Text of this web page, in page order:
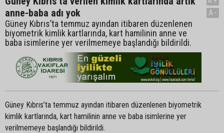
anne-baba adı yok
Güney Kıbrıs’ta temmuz ayından itibaren düzenlenen
biyometrik kimlik kartlarında, kart hamilinin anne ve
baba isimlerine yer verilmemeye başlandığı bildirildi.
A-
Güney Kıbrıs’ta temmuz ayından itibaren düzenlenen biyometrik
kimlik kartlarında, kart hamilinin anne ve baba isimlerine yer
verilmemeye başlandığı bildirildi.